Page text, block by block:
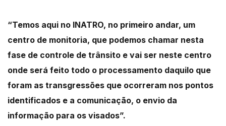
“Temos aqui no INATRO, no primeiro andar, um
centro de monitoria, que podemos chamar nesta
fase de controle de trânsito e vai ser neste centro
onde será feito todo o processamento daquilo que
foram as transgressões que ocorreram nos pontos
identificados e a comunicação, o envio da
informação para os visados”.